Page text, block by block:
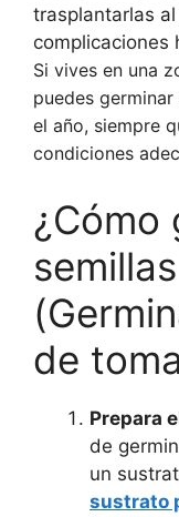
trasplantarlas
complicaciones
Si vives en una
puedes
el año, siempre
condiciones
¿Cómo
de
Prepara
de
un
sustrato